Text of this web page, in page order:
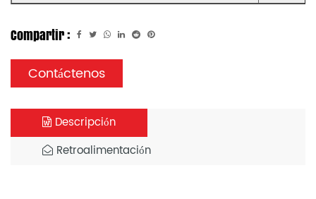
Compartir :
Contáctenos
Descripción
Retroalimentación